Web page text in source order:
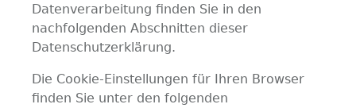
Datenverarbeitung finden Sie in den
nachfolgenden Abschnitten dieser
Datenschutzerklärung.
Die Cookie-Einstellungen für Ihren Browser
finden Sie unter den folgenden